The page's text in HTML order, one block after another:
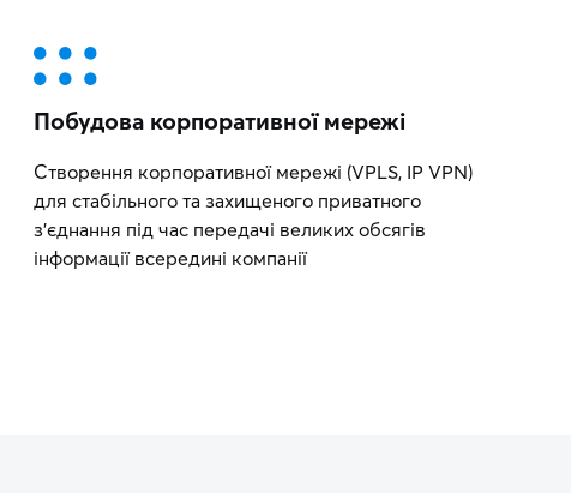
Побудова корпоративної мережі
Створення корпоративної мережі (VPLS, IP VPN)
для стабільного та захищеного приватного
з’єднання під час передачі великих обсягів
інформації всередині компанії